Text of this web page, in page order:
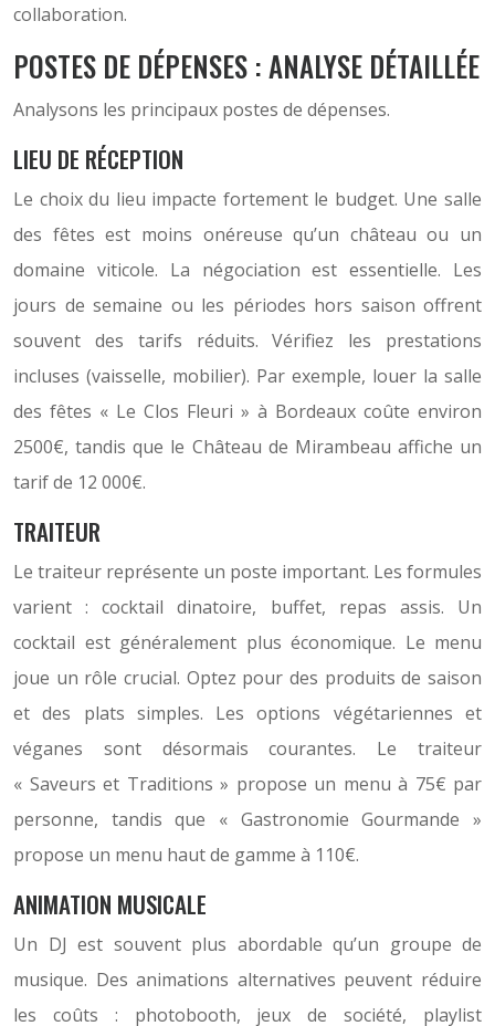
collaboration.
POSTES DE DÉPENSES : ANALYSE DÉTAILLÉE
Analysons les principaux postes de dépenses.
LIEU DE RÉCEPTION
Le choix du lieu impacte fortement le budget. Une salle
des fêtes est moins onéreuse qu’un château ou un
domaine viticole. La négociation est essentielle. Les
jours de semaine ou les périodes hors saison offrent
souvent des tarifs réduits. Vérifiez les prestations
incluses (vaisselle, mobilier). Par exemple, louer la salle
des fêtes « Le Clos Fleuri » à Bordeaux coûte environ
2500€, tandis que le Château de Mirambeau affiche un
tarif de 12 000€.
TRAITEUR
Le traiteur représente un poste important. Les formules
varient : cocktail dinatoire, buffet, repas assis. Un
cocktail est généralement plus économique. Le menu
joue un rôle crucial. Optez pour des produits de saison
et des plats simples. Les options végétariennes et
véganes sont désormais courantes. Le traiteur
« Saveurs et Traditions » propose un menu à 75€ par
personne, tandis que « Gastronomie Gourmande »
propose un menu haut de gamme à 110€.
ANIMATION MUSICALE
Un DJ est souvent plus abordable qu’un groupe de
musique. Des animations alternatives peuvent réduire
les coûts : photobooth, jeux de société, playlist